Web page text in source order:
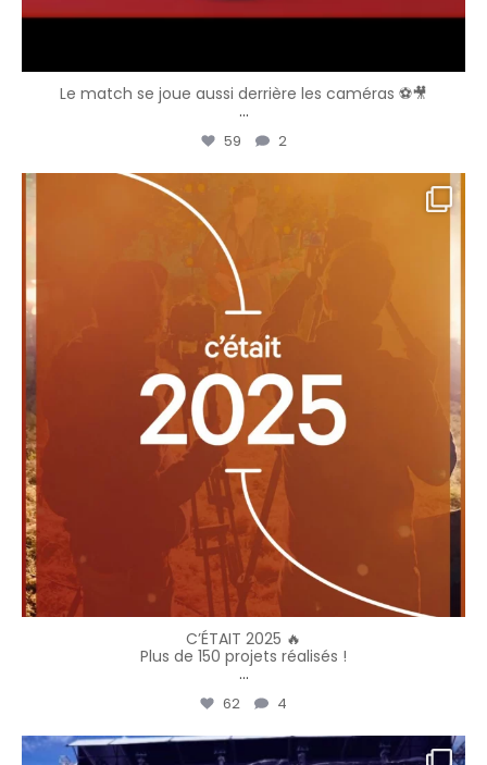
Le match se joue aussi derrière les caméras ⚽🎥
...
59 2
C’ÉTAIT 2025 🔥
Plus de 150 projets réalisés !
...
62 4
vbpresta